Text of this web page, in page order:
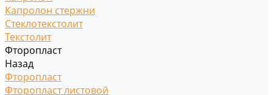
Капролон стержни
Стеклотекстолит
Текстолит
Фторопласт
Назад
Фторопласт
Фторопласт листовой